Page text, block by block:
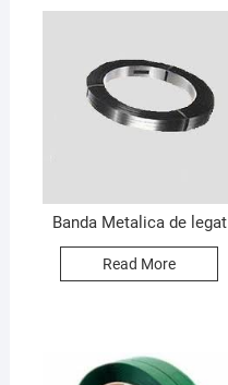
Banda Metalica de legat
Read More